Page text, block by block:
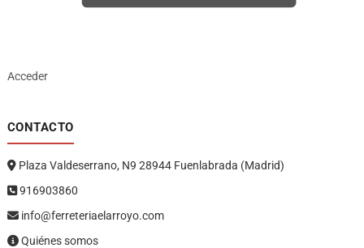
Acceder
CONTACTO
Plaza Valdeserrano, N9 28944 Fuenlabrada (Madrid)
916903860
info@ferreteriaelarroyo.com
Quiénes somos